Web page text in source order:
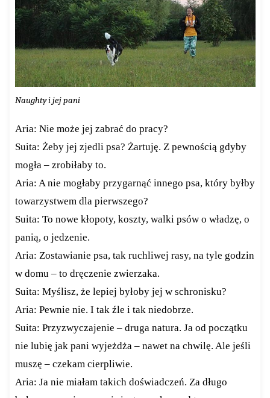
Naughty i jej pani
Aria: Nie może jej zabrać do pracy?
Suita: Żeby jej zjedli psa? Żartuję. Z pewnością gdyby
mogła – zrobiłaby to.
Aria: A nie mogłaby przygarnąć innego psa, który byłby
towarzystwem dla pierwszego?
Suita: To nowe kłopoty, koszty, walki psów o władzę, o
panią, o jedzenie.
Aria: Zostawianie psa, tak ruchliwej rasy, na tyle godzin
w domu – to dręczenie zwierzaka.
Suita: Myślisz, że lepiej byłoby jej w schronisku?
Aria: Pewnie nie. I tak źle i tak niedobrze.
Suita: Przyzwyczajenie – druga natura. Ja od początku
nie lubię jak pani wyjeżdża – nawet na chwilę. Ale jeśli
muszę – czekam cierpliwie.
Aria: Ja nie miałam takich doświadczeń. Za długo